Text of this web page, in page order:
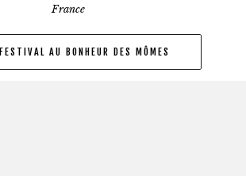
France
FESTIVAL AU BONHEUR DES MÔMES